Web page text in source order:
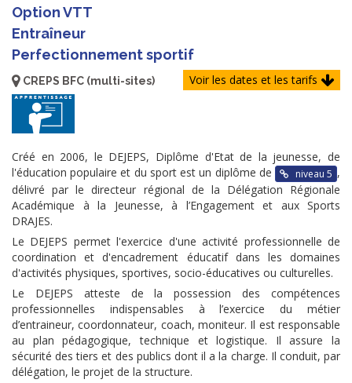
Option VTT
Entraîneur
Perfectionnement sportif
Voir les dates et les tarifs
CREPS BFC (multi-sites)
Créé en 2006, le DEJEPS, Diplôme d'Etat de la jeunesse, de
l'éducation populaire et du sport est un diplôme de
niveau 5 ,
délivré par le directeur régional de la Délégation Régionale
Académique à la Jeunesse, à l’Engagement et aux Sports
DRAJES.
Le DEJEPS permet l'exercice d'une activité professionnelle de
coordination et d'encadrement éducatif dans les domaines
d'activités physiques, sportives, socio-éducatives ou culturelles.
Le DEJEPS atteste de la possession des compétences
professionnelles indispensables à l’exercice du métier
d’entraineur, coordonnateur, coach, moniteur. Il est responsable
au plan pédagogique, technique et logistique. Il assure la
sécurité des tiers et des publics dont il a la charge. Il conduit, par
délégation, le projet de la structure.